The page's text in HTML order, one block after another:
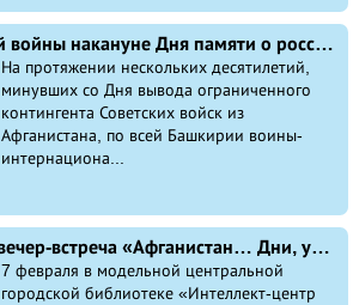
Ветераны афганской войны накануне Дня памяти о россиянах, исполнявших служебный долг за пределами Отечества встречаются с молодежью
На протяжении нескольких десятилетий,
минувших со Дня вывода ограниченного
контингента Советских войск из
Афганистана, по всей Башкирии воины-
интернациона...
В Салавате прошла вечер-встреча «Афганистан… Дни, ушедшие в вечность»
7 февраля в модельной центральной
городской библиотеке «Интеллект-центр